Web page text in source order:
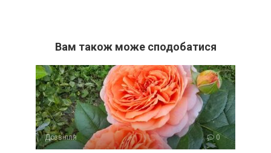
Вам також може сподобатися
Дозвілля 0